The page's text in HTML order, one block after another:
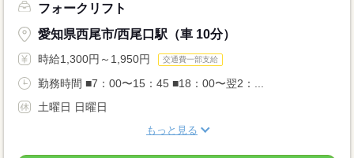
フォークリフト
愛知県西尾市/西尾口駅（車 10分）
時給1,300円～1,950円 交通費一部支給
勤務時間 ■7：00〜15：45 ■18：00〜翌2：...
土曜日 日曜日
もっと見る